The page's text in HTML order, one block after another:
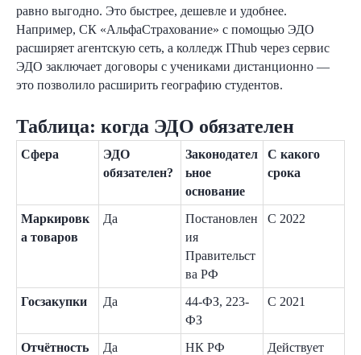
равно выгодно. Это быстрее, дешевле и удобнее.
Например, СК «АльфаСтрахование» с помощью ЭДО
расширяет агентскую сеть, а колледж IThub через сервис
ЭДО заключает договоры с учениками дистанционно —
это позволило расширить географию студентов.
Таблица: когда ЭДО обязателен
Сфера
ЭДО
обязателен?
Законодател
ьное
основание
С какого
срока
Маркировк
а товаров
Да
Постановлен
ия
Правительст
ва РФ
С 2022
Госзакупки Да
44-ФЗ, 223-
ФЗ
С 2021
Отчётность
Да НК РФ Действует